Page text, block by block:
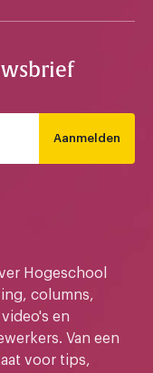
Aanmelden
Hogeschool
columns,
en
Van een
voor tips,